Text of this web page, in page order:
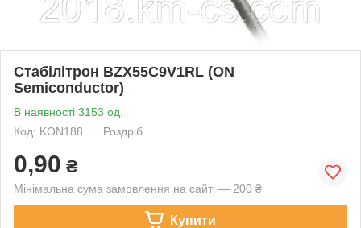
Стабілітрон BZX55C9V1RL (ON
Semiconductor)
В наявності 3153 од.
Код: KON188
Роздріб
0,90 ₴
Мінімальна сума замовлення на сайті — 200 ₴
Купити